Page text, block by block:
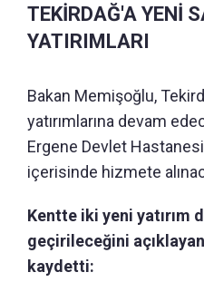
TEKİRDAĞ'A YENİ
YATIRIMLARI
Bakan Memişoğlu,
yatırımlarına devam
Ergene Devlet
içerisinde hizmete
Kentte iki yeni yatırım
geçirileceğini
kaydetti: